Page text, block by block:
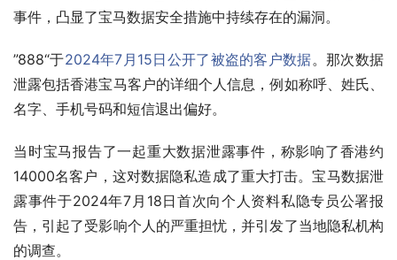
事件，凸显了宝马数据安全措施中持续存在的漏洞。
”888“于2024年7月15日公开了被盗的客户数据。那次数据
泄露包括香港宝马客户的详细个人信息，例如称呼、姓氏、
名字、手机号码和短信退出偏好。
当时宝马报告了一起重大数据泄露事件，称影响了香港约
14000名客户，这对数据隐私造成了重大打击。宝马数据泄
露事件于2024年7月18日首次向个人资料私隐专员公署报
告，引起了受影响个人的严重担忧，并引发了当地隐私机构
的调查。